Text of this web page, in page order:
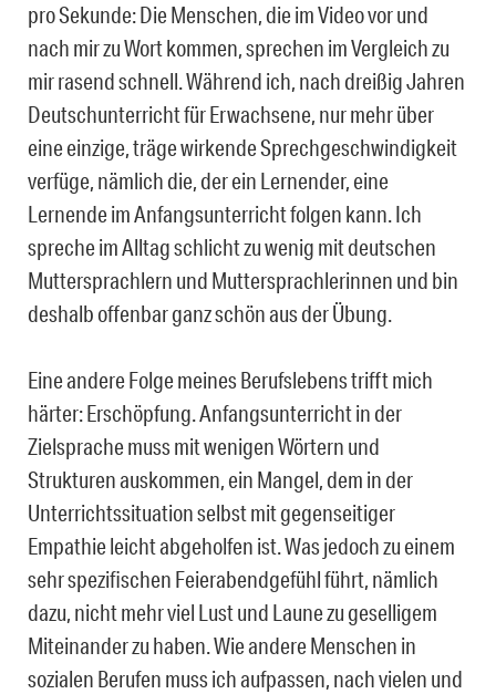
pro Sekunde: Die Menschen, die im Video vor und
nach mir zu Wort kommen, sprechen im Vergleich zu
mir rasend schnell. Während ich, nach dreißig Jahren
Deutschunterricht für Erwachsene, nur mehr über
eine einzige, träge wirkende Sprechgeschwindigkeit
verfüge, nämlich die, der ein Lernender, eine
Lernende im Anfangsunterricht folgen kann. Ich
spreche im Alltag schlicht zu wenig mit deutschen
Muttersprachlern und Muttersprachlerinnen und bin
deshalb offenbar ganz schön aus der Übung.
Eine andere Folge meines Berufslebens trifft mich
härter: Erschöpfung. Anfangsunterricht in der
Zielsprache muss mit wenigen Wörtern und
Strukturen auskommen, ein Mangel, dem in der
Unterrichtssituation selbst mit gegenseitiger
Empathie leicht abgeholfen ist. Was jedoch zu einem
sehr spezifischen Feierabendgefühl führt, nämlich
dazu, nicht mehr viel Lust und Laune zu geselligem
Miteinander zu haben. Wie andere Menschen in
sozialen Berufen muss ich aufpassen, nach vielen und